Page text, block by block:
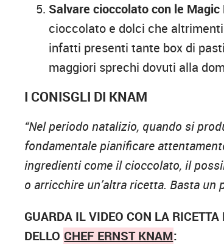
Salvare cioccolato con le Magic
cioccolato e dolci che altrimenti
infatti presenti tante box di
maggiori sprechi dovuti alla
I CONISGLI DI KNAM
“Nel periodo natalizio, quando si
fondamentale pianificare
ingredienti come il cioccolato, il
o arricchire un’altra ricetta. Basta
GUARDA IL VIDEO CON LA
DELLO CHEF ERNST KNAM: